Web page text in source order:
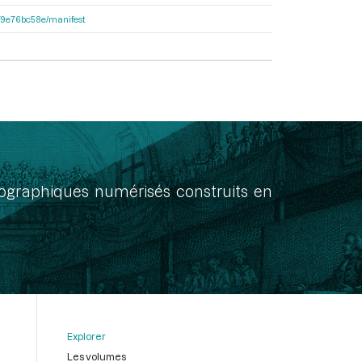
manifest
numérisés construits en
Explorer
Les volumes